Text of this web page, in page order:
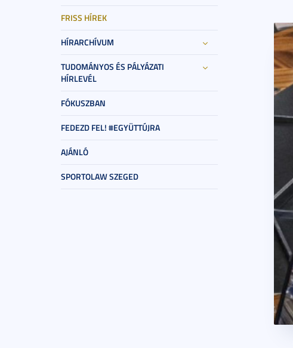
FRISS HÍREK
HÍRARCHÍVUM
TUDOMÁNYOS ÉS PÁLYÁZATI
HÍRLEVÉL
FÓKUSZBAN
FEDEZD FEL! #EGYÜTTÚJRA
AJÁNLÓ
SPORTOLAW SZEGED